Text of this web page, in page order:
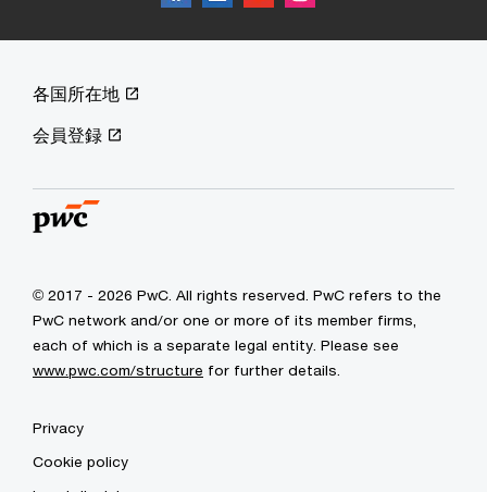
各国所在地
会員登録
© 2017 - 2026 PwC. All rights reserved. PwC refers to the
PwC network and/or one or more of its member firms,
each of which is a separate legal entity. Please see
www.pwc.com/structure for further details.
Privacy
Cookie policy